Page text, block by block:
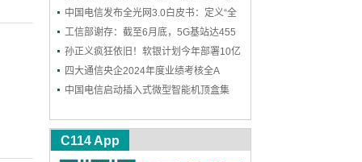
决方案，一站式护航企业网络和安防
中国电信发布全光网3.0白皮书：定义“全
光智联”，2030年能力基本达成
工信部谢存：截至6月底，5G基站达455
万个 5G用户达11.18亿户
孙正义疯狂依旧！软银计划今年部署10亿
个AI智能体
四大通信央企2024年度业绩考核全A
中国电信启动插入式微型智能机顶盒集
C114 App